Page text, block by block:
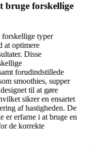
bruge forskellige
forskellige typer
at optimere
Disse
forudindstillede
smoothies, supper
til at gøre
sikrer en ensartet
af hastigheden. De
er erfarne i at bruge en
de korrekte